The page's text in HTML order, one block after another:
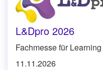
L&Dpro 2026
Fachmesse für
11.11.2026